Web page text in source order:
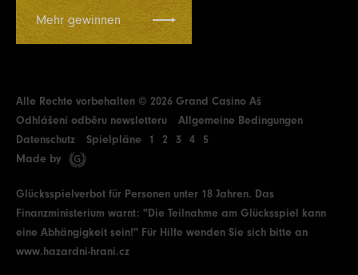
Mehr gewinnen
Alle Rechte vorbehalten © 2026 Grand Casino Aš
Odhlášení odběru newsletteru
Allgemeine Bedingungen
Datenschutz
Spielpläne 1 2 3 4
5
Made by
Glücksspielverbot für Personen unter 18 Jahren. Das
Finanzministerium warnt: "Die Teilnahme am Glücksspiel kann
eine Abhängigkeit sein!" Für Hilfe wenden Sie sich bitte an
www.hazardni-hrani.cz